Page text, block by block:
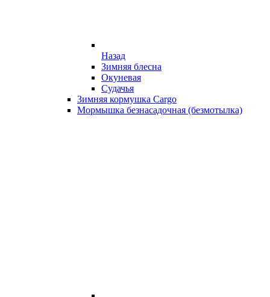
Назад
Зимняя блесна
Окуневая
Судачья
Зимняя кормушка Cargo
Мормышка безнасадочная (безмотылка)